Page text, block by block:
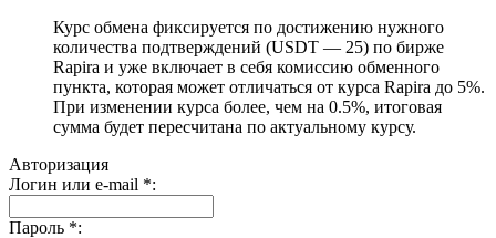
Курс обмена фиксируется по достижению нужного
количества подтверждений (USDT — 25) по бирже
Rapira и уже включает в себя комиссию обменного
пункта, которая может отличаться от курса Rapira до 5%.
При изменении курса более, чем на 0.5%, итоговая
сумма будет пересчитана по актуальному курсу.
Авторизация
Логин или e-mail *:
Пароль *: